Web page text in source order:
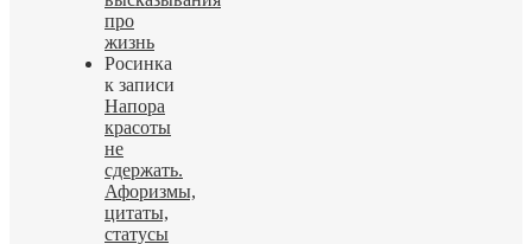
про
жизнь
Росинка
к записи
Напора
красоты
не
сдержать.
Афоризмы,
цитаты,
статусы